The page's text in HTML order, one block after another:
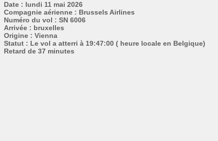
Date : lundi 11 mai 2026
Compagnie aérienne : Brussels Airlines
Numéro du vol : SN 6006
Arrivée : bruxelles
Origine : Vienna
Statut : Le vol a atterri à 19:47:00 ( heure locale en Belgique)
Retard de 37 minutes